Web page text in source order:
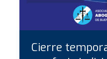
Cierre